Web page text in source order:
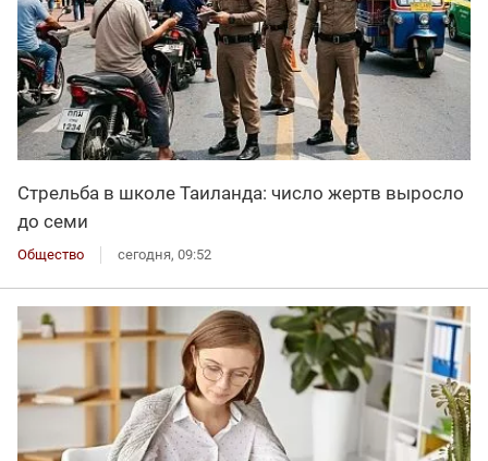
Стрельба в школе Таиланда: число жертв выросло
до семи
Общество сегодня, 09:52